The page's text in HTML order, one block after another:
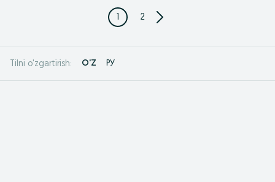
1 2
Tilni o'zgartirish: O'Z РУ